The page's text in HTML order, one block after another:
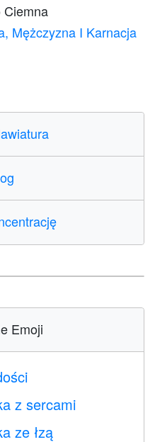
Ciemna
Mężczyzna I Karnacja
Emoji
z sercami
ze łzą